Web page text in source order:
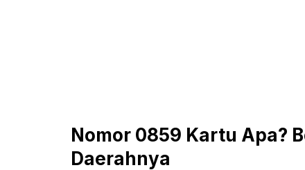
Nomor 0859 Kartu Apa?
Daerahnya